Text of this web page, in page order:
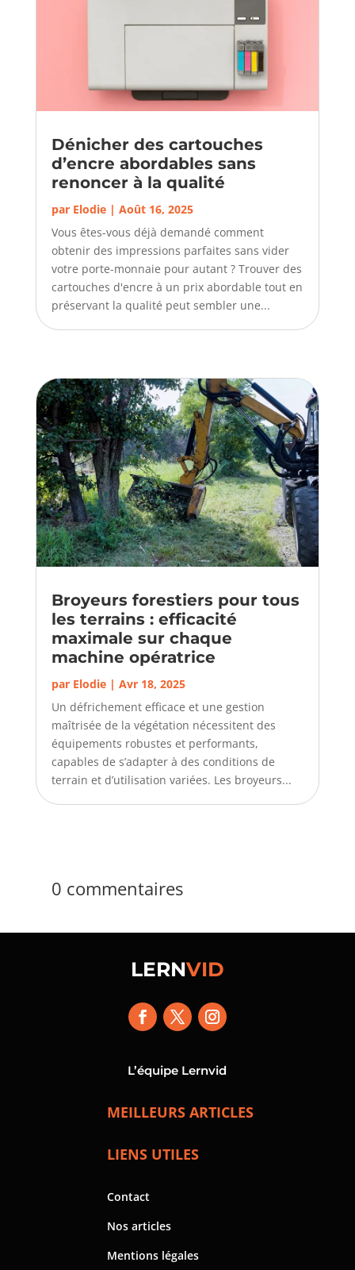
Dénicher des cartouches
d’encre abordables sans
renoncer à la qualité
par Elodie| Août 16, 2025
Vous êtes-vous déjà demandé comment
obtenir des impressions parfaites sans vider
votre porte-monnaie pour autant ? Trouver des
cartouches d'encre à un prix abordable tout en
préservant la qualité peut sembler une...
Broyeurs forestiers pour tous
les terrains : efficacité
maximale sur chaque
machine opératrice
par Elodie| Avr 18, 2025
Un défrichement efficace et une gestion
maîtrisée de la végétation nécessitent des
équipements robustes et performants,
capables de s’adapter à des conditions de
terrain et d’utilisation variées. Les broyeurs...
0 commentaires
LERNVID
L’équipe Lernvid
MEILLEURS ARTICLES
LIENS UTILES
Contact
Nos articles
Mentions légales